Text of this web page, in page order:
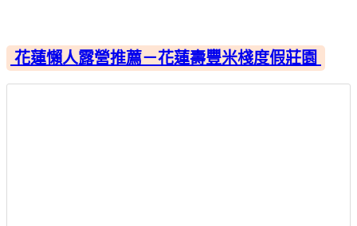
花蓮懶人露營推薦－花蓮壽豐米棧度假莊園